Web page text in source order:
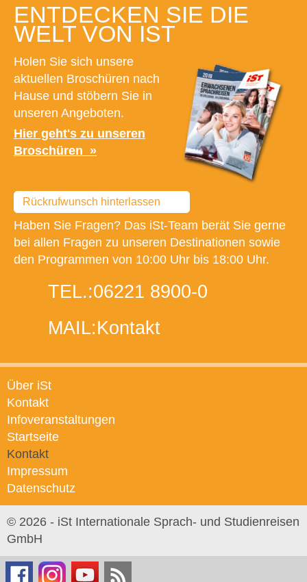
ENTDECKEN SIE DIE
WELT VON IST
Holen Sie sich unsere
aktuellen Broschüren nach
Hause und stöbern Sie in
unseren Angeboten.
Hier geht's zu unseren
Broschüren
Rückrufwunsch hinterlassen
Haben Sie Fragen? Das iSt-Team berät Sie gerne
bei allen Fragen zu unseren Destinationen sowie
den Programmen von 10:00 Uhr bis 18:00 Uhr.
TEL.:06221 8900-0
MAIL:Kontakt
Über iSt
Kontakt
Infoveranstaltungen
Startseite
Kontakt
Impressum
Datenschutz
© 2026 - iSt Internationale Sprach- und Studienreisen
GmbH